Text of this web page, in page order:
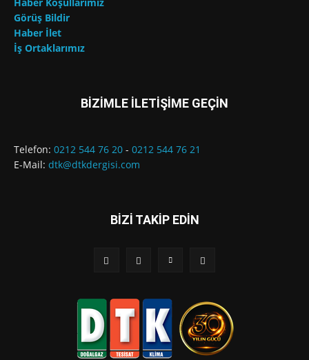
Görüş Bildir
Haber İlet
İş Ortaklarımız
BİZİMLE İLETİŞİME GEÇİN
Telefon: 0212 544 76 20 - 0212 544 76 21
E-Mail: dtk@dtkdergisi.com
BİZİ TAKİP EDİN